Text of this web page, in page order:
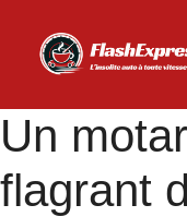
contenu
Un
flagrant